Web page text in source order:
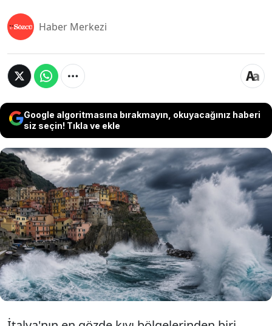
Haber Merkezi
Google algoritmasına bırakmayın, okuyacağınız haberi
siz seçin! Tıkla ve ekle
Yeni bir araştırma, İtalya'nın turistik
Cinque Terre bölgesindeki köylerin
önümüzdeki 125 yıl içinde artan sel
tehlikesiyle karşılaşabileceğine işaret etti.